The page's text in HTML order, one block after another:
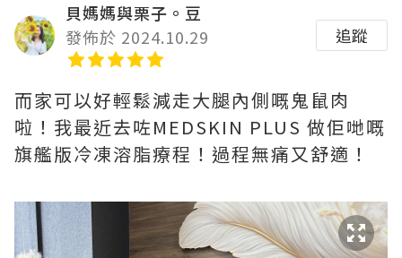
貝媽媽與栗子。豆
發佈於 2024.10.29
追蹤
而家可以好輕鬆減走大腿內側嘅鬼鼠肉
啦！我最近去咗MEDSKIN PLUS 做佢哋嘅
旗艦版冷凍溶脂療程！過程無痛又舒適！